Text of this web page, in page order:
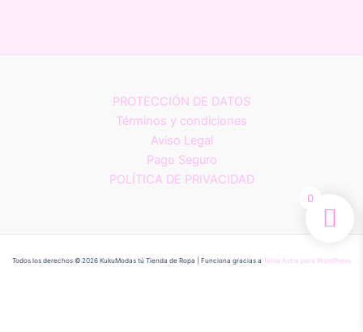
PROTECCIÓN DE DATOS
Términos y condiciones
Aviso Legal
Pago Seguro
POLÍTICA DE PRIVACIDAD
Todos los derechos © 2026 KukuModas tú Tienda de Ropa | Funciona gracias a Tema Astra para WordPress
0